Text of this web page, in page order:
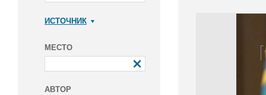
ИСТОЧНИК
МЕСТО
АВТОР